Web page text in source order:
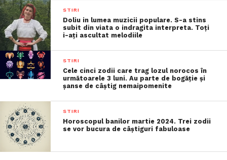
STIRI
Doliu in lumea muzicii populare. S-a stins
subit din viata o indragita interpreta. Toți
i-ați ascultat melodiile
STIRI
Cele cinci zodii care trag lozul norocos în
următoarele 3 luni. Au parte de bogăție și
șanse de câștig nemaipomenite
STIRI
Horoscopul banilor martie 2024. Trei zodii
se vor bucura de câștiguri fabuloase